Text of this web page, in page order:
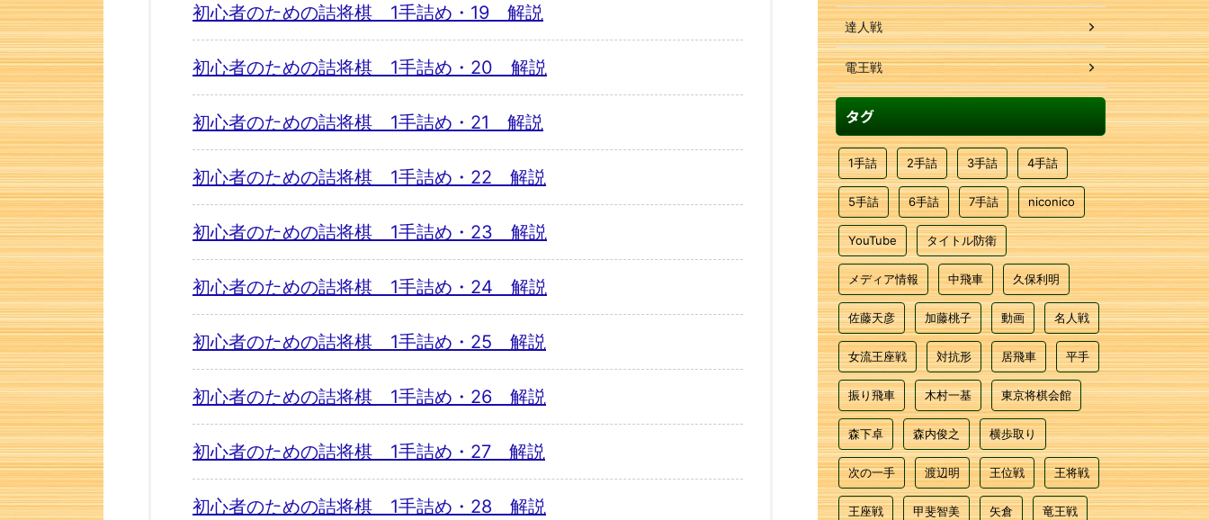
初心者のための詰将棋 1手詰め・19 解説
初心者のための詰将棋 1手詰め・20 解説
初心者のための詰将棋 1手詰め・21 解説
初心者のための詰将棋 1手詰め・22 解説
初心者のための詰将棋 1手詰め・23 解説
初心者のための詰将棋 1手詰め・24 解説
初心者のための詰将棋 1手詰め・25 解説
初心者のための詰将棋 1手詰め・26 解説
初心者のための詰将棋 1手詰め・27 解説
初心者のための詰将棋 1手詰め・28 解説
達人戦
電王戦
タグ
1手詰 2手詰 3手詰 4手詰
5手詰 6手詰 7手詰 niconico
YouTube タイトル防衛
メディア情報 中飛車 久保利明
佐藤天彦 加藤桃子 動画 名人戦
女流王座戦 対抗形 居飛車 平手
振り飛車 木村一基 東京将棋会館
森下卓 森内俊之 横歩取り
次の一手 渡辺明 王位戦 王将戦
王座戦 甲斐智美 矢倉 竜王戦